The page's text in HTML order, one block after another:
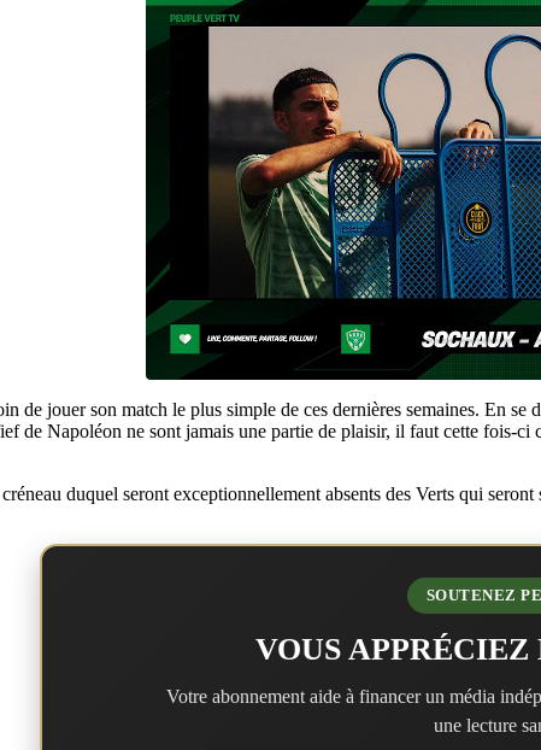
de jouer son match le plus simple de ces dernières semaines. En
de Napoléon ne sont jamais une partie de plaisir, il faut cette fois-
duquel seront exceptionnellement absents des Verts qui
SOUTENEZ
VOUS APPRÉCIEZ
Votre abonnement aide à financer un média
une lecture